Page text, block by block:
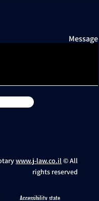
Message
www.j-law.co.il© All
rights reserved